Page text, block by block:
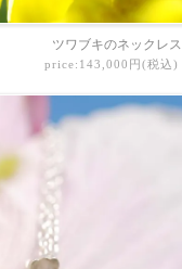
ツワブキのネックレス
price:143,000円(税込)